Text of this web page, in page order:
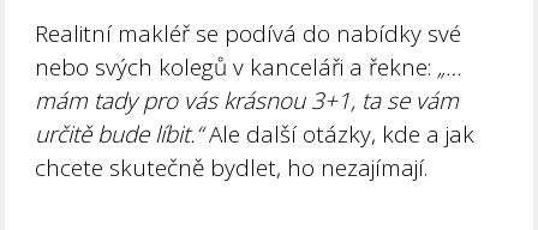
Realitní makléř se podívá do nabídky své
nebo svých kolegů v kanceláři a řekne: „…
mám tady pro vás krásnou 3+1, ta se vám
určitě bude líbit.“Ale další otázky, kde a jak
chcete skutečně bydlet, ho nezajímají.